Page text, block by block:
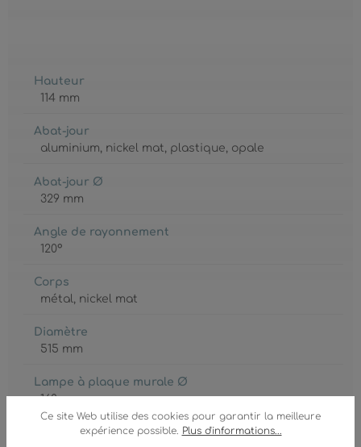
Ce site Web utilise des cookies pour garantir la meilleure
expérience possible. Plus d'informations...
Hauteur
114 mm
Abat-jour
aluminium, nickel mat, plastique, opale
Abat-jour Ø
329 mm
Angle de rayonnement
120°
Corps
métal, nickel mat
Diamètre
515 mm
Lampe à plaque murale Ø
160 mm
GTIN/EAN :